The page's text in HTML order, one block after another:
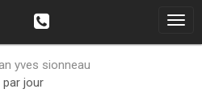
yves sionneau
jour